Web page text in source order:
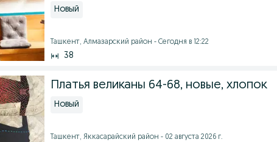
Новый
Ташкент, Алмазарский район - Сегодня в 12:22
38
Платья великаны 64-68, новые, хлопок
Новый
Ташкент, Яккасарайский район - 02 августа 2026 г.